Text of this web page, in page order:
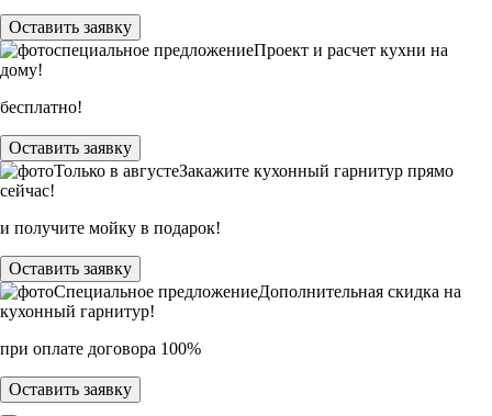
Оставить заявку
специальное предложениеПроект и расчет кухни на
дому!
бесплатно!
Оставить заявку
Только в августеЗакажите кухонный гарнитур прямо
сейчас!
и получите мойку в подарок!
Оставить заявку
Специальное предложениеДополнительная скидка на
кухонный гарнитур!
при оплате договора 100%
Оставить заявку